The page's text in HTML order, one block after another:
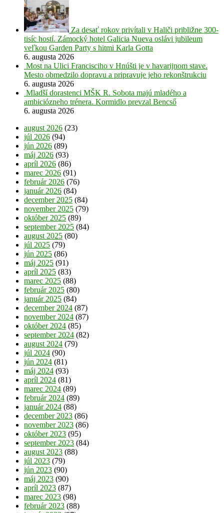
Za desať rokov privítali v Haliči približne 300-
tisíc hostí. Zámocký hotel Galicia Nueva oslávi jubileum
veľkou Garden Party s hitmi Karla Gotta
6. augusta 2026
Most na Ulici Francisciho v Hnúšti je v havarijnom stave.
Mesto obmedzilo dopravu a pripravuje jeho rekonštrukciu
6. augusta 2026
Mladší dorastenci MŠK R. Sobota majú mladého a
ambiciózneho trénera. Kormidlo prevzal Bencső
6. augusta 2026
august 2026 (23)
júl 2026 (94)
jún 2026 (89)
máj 2026 (93)
apríl 2026 (86)
marec 2026 (91)
február 2026 (76)
január 2026 (84)
december 2025 (84)
november 2025 (79)
október 2025 (89)
september 2025 (84)
august 2025 (80)
júl 2025 (79)
jún 2025 (86)
máj 2025 (91)
apríl 2025 (83)
marec 2025 (88)
február 2025 (80)
január 2025 (84)
december 2024 (87)
november 2024 (87)
október 2024 (85)
september 2024 (82)
august 2024 (79)
júl 2024 (90)
jún 2024 (81)
máj 2024 (93)
apríl 2024 (81)
marec 2024 (89)
február 2024 (89)
január 2024 (88)
december 2023 (86)
november 2023 (86)
október 2023 (95)
september 2023 (84)
august 2023 (88)
júl 2023 (79)
jún 2023 (90)
máj 2023 (90)
apríl 2023 (87)
marec 2023 (98)
február 2023 (88)